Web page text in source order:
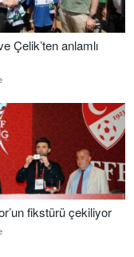
Çelik’ten anlamlı
fikstürü çekiliyor